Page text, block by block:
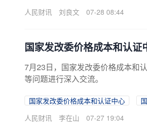
人民财讯
刘良文 07-28 08:44
国家发改委价格成本和认证
7月23日，国家发改委价格成本和
等问题进行深入交流。
国家发改委价格成本和认证中心
人民财讯
李在山 07-27 19:04